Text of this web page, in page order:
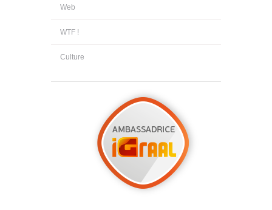
Web
WTF !
Culture